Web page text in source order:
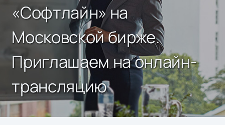
«Софтлайн» на
Московской бирже.
Приглашаем на онлайн-
трансляцию